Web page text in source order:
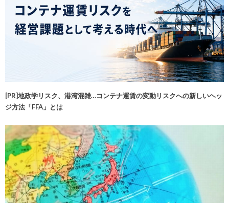
[PR]地政学リスク、港湾混雑…コンテナ運賃の変動リスクへの新しいヘッ
ジ方法「FFA」とは